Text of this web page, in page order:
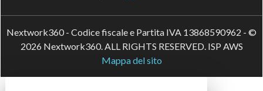
Nextwork360 - Codice fiscale e Partita IVA 13868590962 - ©
2026 Nextwork360. ALL RIGHTS RESERVED. ISP AWS
Mappa del sito